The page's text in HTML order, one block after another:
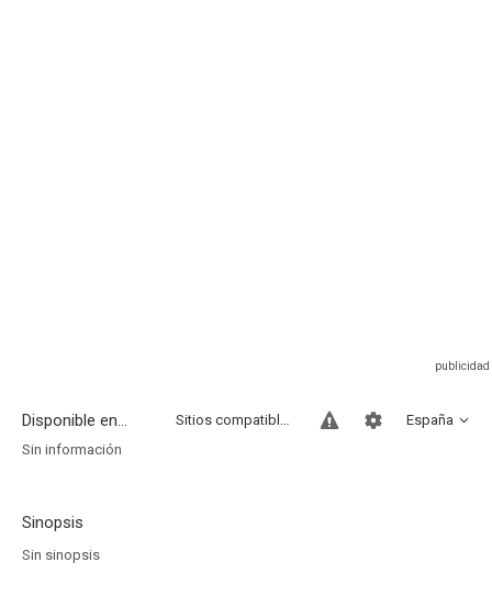
Disponible en... España
Sitios compatibles
Sin información
Sinopsis
Sin sinopsis